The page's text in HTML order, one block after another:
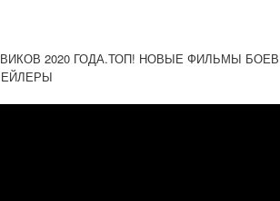
2020 ГОДА.ТОП! НОВЫЕ ФИЛЬМЫ